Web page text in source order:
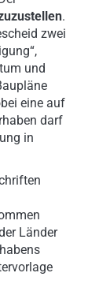
.
zwei
und
eine auf
darf
in
Länder